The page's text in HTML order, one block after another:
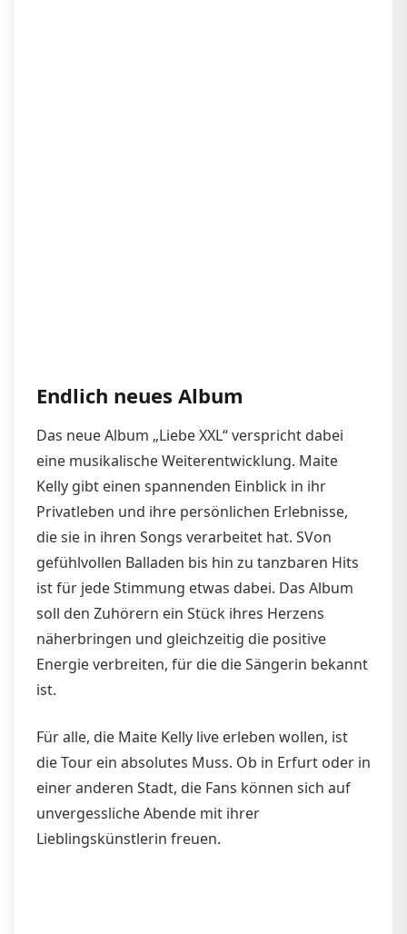
Endlich neues Album
Das neue Album „Liebe XXL“ verspricht dabei
eine musikalische Weiterentwicklung. Maite
Kelly gibt einen spannenden Einblick in ihr
Privatleben und ihre persönlichen Erlebnisse,
die sie in ihren Songs verarbeitet hat. SVon
gefühlvollen Balladen bis hin zu tanzbaren Hits
ist für jede Stimmung etwas dabei. Das Album
soll den Zuhörern ein Stück ihres Herzens
näherbringen und gleichzeitig die positive
Energie verbreiten, für die die Sängerin bekannt
ist.
Für alle, die Maite Kelly live erleben wollen, ist
die Tour ein absolutes Muss. Ob in Erfurt oder in
einer anderen Stadt, die Fans können sich auf
unvergessliche Abende mit ihrer
Lieblingskünstlerin freuen.